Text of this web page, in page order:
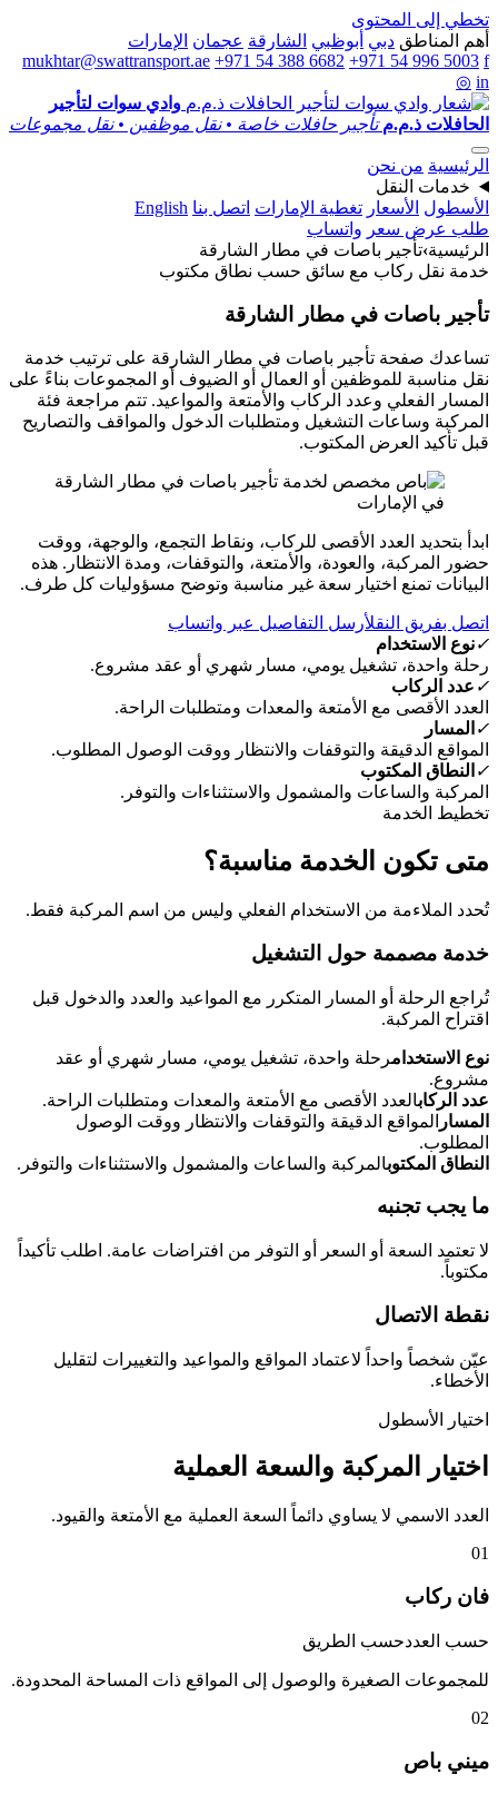
تخطي إلى المحتوى
أهم المناطق دبي أبوظبي الشارقة عجمان الإمارات
mukhtar@swattransport.ae +971 54 388 6682 +971 54 996 5003 f
◎ in
وادي سوات لتأجير
الحافلات ذ.م.م تأجير حافلات خاصة • نقل موظفين • نقل مجموعات
الرئيسية من نحن
خدمات النقل
الأسطول الأسعار تغطية الإمارات اتصل بنا English
طلب عرض سعر واتساب
الرئيسية›تأجير باصات في مطار الشارقة
خدمة نقل ركاب مع سائق حسب نطاق مكتوب
تأجير باصات في مطار الشارقة
تساعدك صفحة تأجير باصات في مطار الشارقة على ترتيب خدمة
نقل مناسبة للموظفين أو العمال أو الضيوف أو المجموعات بناءً على
المسار الفعلي وعدد الركاب والأمتعة والمواعيد. تتم مراجعة فئة
المركبة وساعات التشغيل ومتطلبات الدخول والمواقف والتصاريح
قبل تأكيد العرض المكتوب.
ابدأ بتحديد العدد الأقصى للركاب، ونقاط التجمع، والوجهة، ووقت
حضور المركبة، والعودة، والأمتعة، والتوقفات، ومدة الانتظار. هذه
البيانات تمنع اختيار سعة غير مناسبة وتوضح مسؤوليات كل طرف.
اتصل بفريق النقلأرسل التفاصيل عبر واتساب
✓نوع الاستخدام
رحلة واحدة، تشغيل يومي، مسار شهري أو عقد مشروع.
✓ عدد الركاب
العدد الأقصى مع الأمتعة والمعدات ومتطلبات الراحة.
✓ المسار
المواقع الدقيقة والتوقفات والانتظار ووقت الوصول المطلوب.
✓ النطاق المكتوب
المركبة والساعات والمشمول والاستثناءات والتوفر.
تخطيط الخدمة
متى تكون الخدمة مناسبة؟
تُحدد الملاءمة من الاستخدام الفعلي وليس من اسم المركبة فقط.
خدمة مصممة حول التشغيل
تُراجع الرحلة أو المسار المتكرر مع المواعيد والعدد والدخول قبل
اقتراح المركبة.
نوع الاستخدامرحلة واحدة، تشغيل يومي، مسار شهري أو عقد
مشروع.
عدد الركابالعدد الأقصى مع الأمتعة والمعدات ومتطلبات الراحة.
المسار المواقع الدقيقة والتوقفات والانتظار ووقت الوصول
المطلوب.
النطاق المكتوبالمركبة والساعات والمشمول والاستثناءات والتوفر.
ما يجب تجنبه
لا تعتمد السعة أو السعر أو التوفر من افتراضات عامة. اطلب تأكيداً
مكتوباً.
نقطة الاتصال
عيّن شخصاً واحداً لاعتماد المواقع والمواعيد والتغييرات لتقليل
الأخطاء.
اختيار الأسطول
اختيار المركبة والسعة العملية
العدد الاسمي لا يساوي دائماً السعة العملية مع الأمتعة والقيود.
01
فان ركاب
حسب العددحسب الطريق
للمجموعات الصغيرة والوصول إلى المواقع ذات المساحة المحدودة.
02
ميني باص